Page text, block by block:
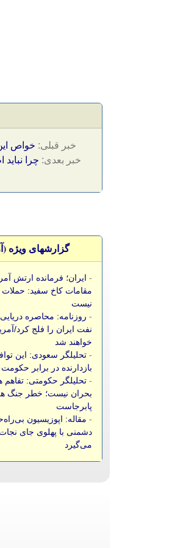
خبر قبلی: خواص
خبر بعدی: چرا
گزارشهای ویژه
- ایران؛ فرمانده ارتش
مقامات کاخ سفید: حملات
نیست
- روزنامه: محاصره
نفت ایران را فلج کرد/
خواهند شد
- تحلیلگر سعودی: این
بازدارنده در برابر
- تحلیلگر حکومتی: تفاهم
بحران نیست؛ خطر جنگ
پابرجاست
- مقاله: اپوزیسیون
دشمنی با پهلوی جای نجات
می‌گیرد